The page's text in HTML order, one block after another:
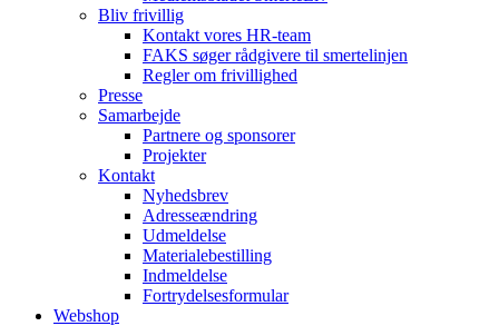
Bliv frivillig
Kontakt vores HR-team
FAKS søger rådgivere til smertelinjen
Regler om frivillighed
Presse
Samarbejde
Partnere og sponsorer
Projekter
Kontakt
Nyhedsbrev
Adresseændring
Udmeldelse
Materialebestilling
Indmeldelse
Fortrydelsesformular
Webshop